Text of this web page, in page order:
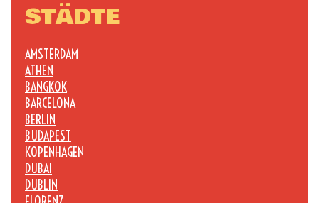
STÄDTE
AMSTERDAM
ATHEN
BANGKOK
BARCELONA
BERLIN
BUDAPEST
KOPENHAGEN
DUBAI
DUBLIN